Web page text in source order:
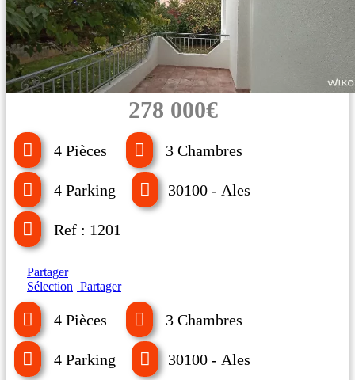
278 000€
4 Pièces 3 Chambres
4 Parking 30100 - Ales
Ref : 1201
Partager
Sélection Partager
4 Pièces 3 Chambres
4 Parking 30100 - Ales